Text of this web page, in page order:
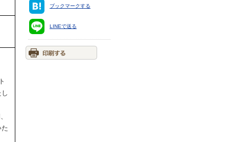
ブックマークする
LINEで送る